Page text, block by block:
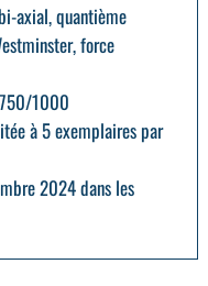
axial, quantième
force
1000
à 5 exemplaires par
2024 dans les